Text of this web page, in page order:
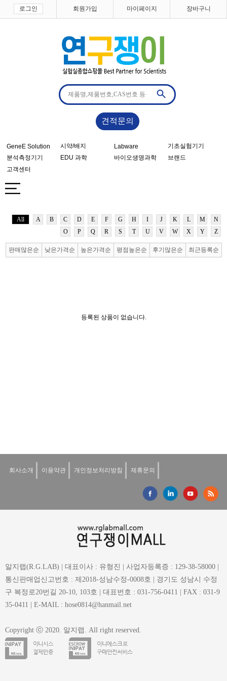
로그인 회원가입 마이페이지 장바구니
견적문의
GeneE Solution 시약/배지 Labware
기초실험기기
분석측정기기
EDU 과학 바이오생명과학
브랜드
고객센터
All A B C D E F G H I J K L M
N
O
P Q R S T U V W X Y Z
판매많은순 낮은가격순 높은가격순 평점높은순 후기많은순 최근등록순
등록된 상품이 없습니다.
회사소개 이용약관 개인정보처리방침 제휴문의
알지랩(R.G.LAB) | 대표이사 : 유형진 | 사업자등록증 : 129-38-58000 |
통신판매업신고번호 : 제2018-성남수정-0008호 | 경기도 성남시 수정
구 복정로20번길 20-10, 103호 | 대표번호 : 031-756-0411 | FAX : 031-9
35-0411 | E-MAIL : hose0814@hanmail.net
Copyright ⓒ 2020. 알지랩. All right reserved.